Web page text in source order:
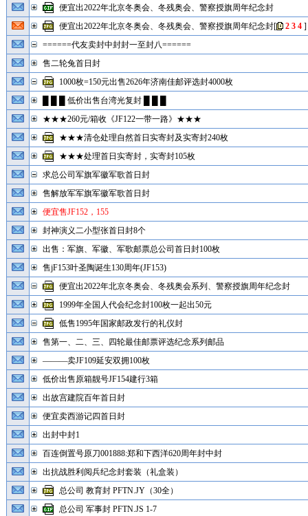
便宜出2022年北京冬奥会、冬残奥会、警察授旗周年纪念封
便宜出2022年北京冬奥会、冬残奥会、警察授旗周年纪念封[ 2 3 4]
======代友卖封中封封一至封八======
售二轮兔首日封
1000枚=150元出售2626年济南佳邮评选封4000枚
█ █ █ 低价出售台湾光复封 █ █ █
★★★260元/箱收《JF122一带一路》★★★
★★★清仓处理自然首日实寄封及实寄封240枚
★★★处理首日实寄封，实寄封105枚
求总公司军旗军徽军歌首日封
售解放军军旗军徽军歌首日封
便宜售JF152，155
封神演义二小型张首日封8个
出售：军旗、军徽、军歌邮票总公司首日封100枚
售jF153叶圣陶诞生130周年(JF153)
便宜出2022年北京冬奥会、冬残奥会系列、警察授旗周年纪念封
1999年全国人代会纪念封100枚一起出50元
低售1995年国家邮政发行的礼仪封
售第一、二、三、四轮最佳邮票评选纪念系列邮品
———卖JF109延安双拥100枚
低价出售原箱靓号JF154建行3箱
出故宫建院百年首日封
便宜卖西游记四首日封
出封中封1
百连倒置号原刀001888:郑和下西洋620周年封中封
出抗战胜利阅兵纪念封套装（礼盒装）
总公司 教育封 PFTN.JY（30全）
总公司 军事封 PFTN.JS 1-7